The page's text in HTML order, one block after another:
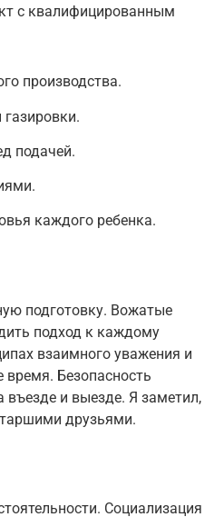
с квалифицированным
производства.
подачей.
каждого ребенка.
подготовку. Вожатые
подход к каждому
взаимного уважения и
Безопасность
въезде и выезде. Я заметил,
друзьями.
Социализация